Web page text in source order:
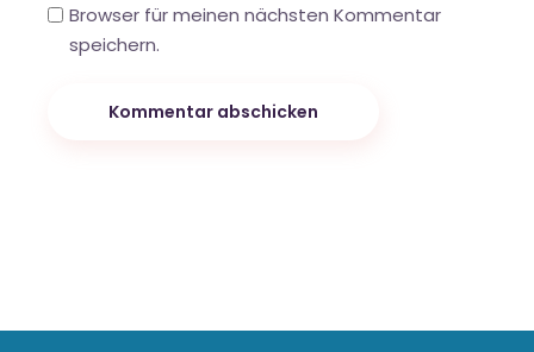
Browser für meinen nächsten Kommentar
speichern.
Kommentar abschicken